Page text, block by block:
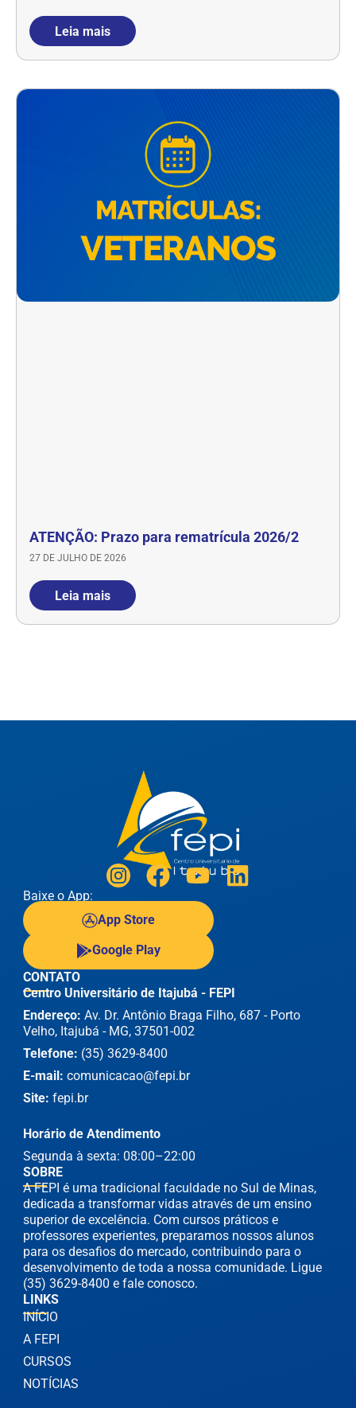
Leia mais
ATENÇÃO: Prazo para rematrícula 2026/2
27 DE JULHO DE 2026
Leia mais
Baixe o App:
App Store
Google Play
SOBRE
A FEPI é uma tradicional faculdade no Sul de Minas,
dedicada a transformar vidas através de um ensino
superior de excelência. Com cursos práticos e
professores experientes, preparamos nossos alunos
para os desafios do mercado, contribuindo para o
desenvolvimento de toda a nossa comunidade. Ligue
(35) 3629-8400 e fale conosco.
LINKS
INÍCIO
A FEPI
CURSOS
NOTÍCIAS
CONTATO
Centro Universitário de Itajubá - FEPI
Endereço: Av. Dr. Antônio Braga Filho, 687 - Porto
Velho, Itajubá - MG, 37501-002
Telefone: (35) 3629-8400
E-mail: comunicacao@fepi.br
Site: fepi.br
Horário de Atendimento
Segunda à sexta: 08:00–22:00